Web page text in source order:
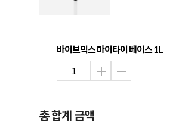
바이브믹스 마이타이 베이스 1L
총 합계 금액